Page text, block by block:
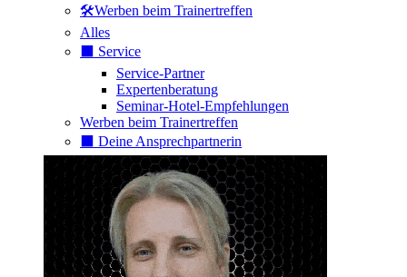
🛠️Werben beim Trainertreffen
Alles
⬛️ Service
Service-Partner
Expertenberatung
Seminar-Hotel-Empfehlungen
Werben beim Trainertreffen
⬛️ Deine Ansprechpartnerin